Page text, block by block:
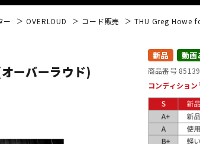
ウクレ
その他
ー OVERLOUD コード販売 THU Greg Howe
ーバーラウド)
新品 動画
商品番号
コンディション